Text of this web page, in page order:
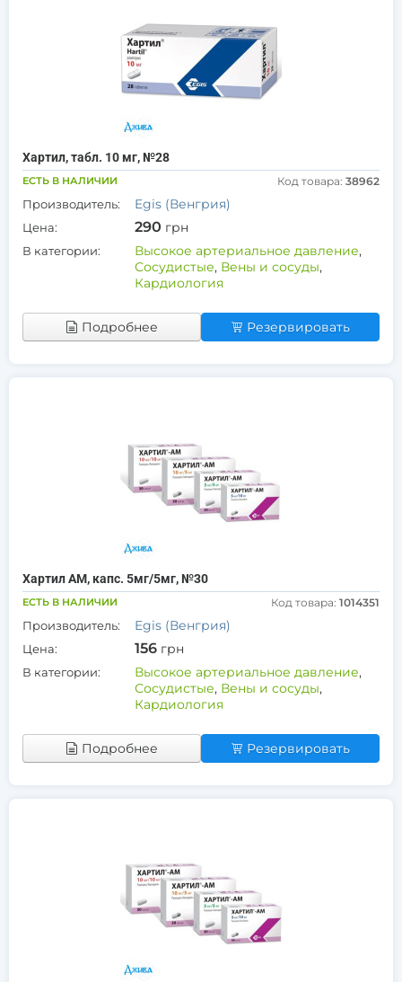
Хартил, табл. 10 мг, №28
ЕСТЬ В НАЛИЧИИ Код товара: 38962
Производитель: Egis (Венгрия)
Цена: 290 грн
В категории: Высокое артериальное давление,
Сосудистые, Вены и сосуды,
Кардиология
Подробнее Резервировать
Хартил АМ, капс. 5мг/5мг, №30
ЕСТЬ В НАЛИЧИИ Код товара: 1014351
Производитель: Egis (Венгрия)
Цена: 156 грн
В категории: Высокое артериальное давление,
Сосудистые, Вены и сосуды,
Кардиология
Подробнее Резервировать